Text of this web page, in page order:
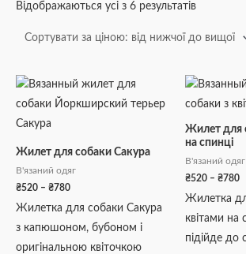
Відображаються усі з 6 результатів
Жилет для собаки Сакура
В'язаний одяг
₴520 – ₴780
Діапазон
від
Жилетка для собаки Сакура
з капюшоном, бубоном і
оригінальною квіточкою
Цей
товар
можна
вибрати
на
Жилет для
на спинці
В'язаний одяг
₴520 – ₴780
Жилетка
квітами на
підійде до